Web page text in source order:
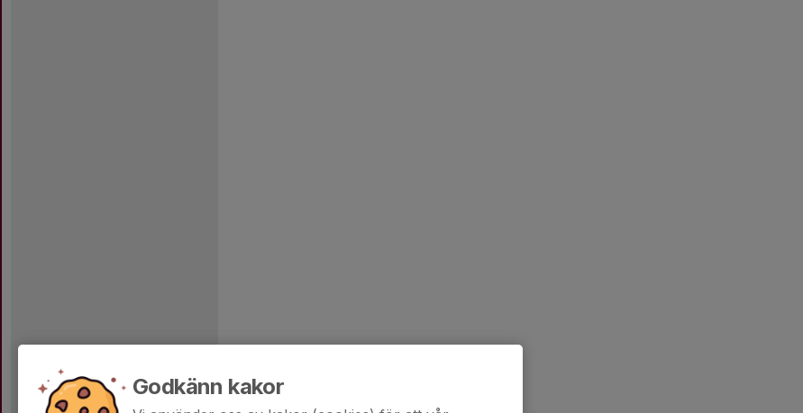
Godkänn kakor